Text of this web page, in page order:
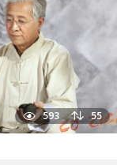
593 55